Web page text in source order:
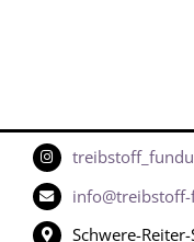
Schwere-